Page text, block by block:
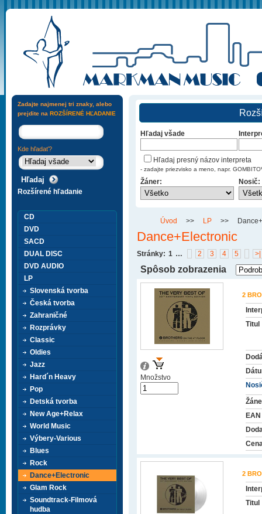
Hľadaj všade
Hľadaj presný názov interpreta
- zadajte priezvisko a meno, napr.
Žáner: Nosič:
Úvod >> LP >>
Dance+Electronic
Stránky: 1 2 3 4 5
… >|
Spôsob zobrazenia
2
Titul
EAN
Množstvo
2
Titul
Zadajte najmenej tri znaky, alebo
prejdite na ROZŠÍRENÉ HĽADANIE
Kde hľadať?
Rozšírené hľadanie
CD
DVD
SACD
DUAL DISC
DVD AUDIO
LP
Slovenská tvorba
Česká tvorba
Zahraničné
Rozprávky
Classic
Oldies
Jazz
Hard´n Heavy
Pop
Detská tvorba
New Age+Relax
World Music
Výbery-Various
Blues
Rock
Dance+Electronic
Glam Rock
Soundtrack-Filmová
hudba